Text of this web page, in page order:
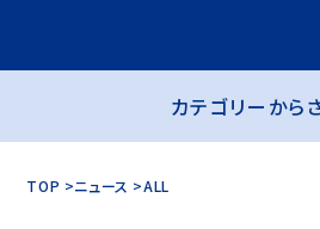
カテゴリーから
TOP ニュース ALL